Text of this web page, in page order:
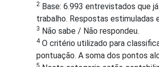
2 Base: 6.993 entrevistados que
trabalho. Respostas estimuladas
3 Não sabe / Não respondeu.
4O critério utilizado para
pontuação. A soma dos pontos
5